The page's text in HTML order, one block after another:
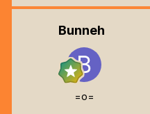
Bunneh
=o=